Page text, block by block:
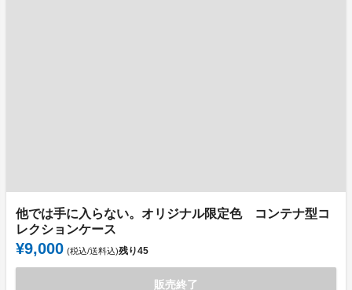
他では手に入らない。オリジナル限定色 コンテナ型コ
レクションケース
¥9,000 (税込/送料込)残り45
販売終了